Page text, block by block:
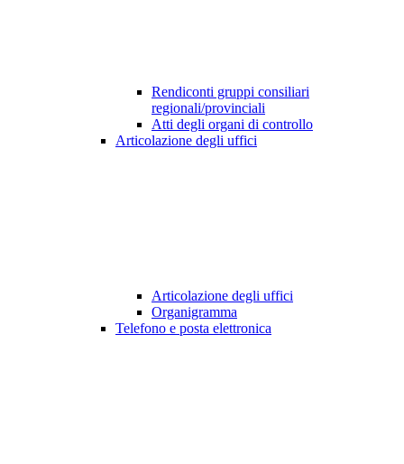
Rendiconti gruppi consiliari
regionali/provinciali
Atti degli organi di controllo
Articolazione degli uffici
Articolazione degli uffici
Organigramma
Telefono e posta elettronica